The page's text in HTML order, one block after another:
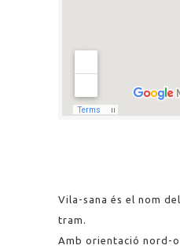
Vila-sana és el nom
tram.
Amb orientació nord-